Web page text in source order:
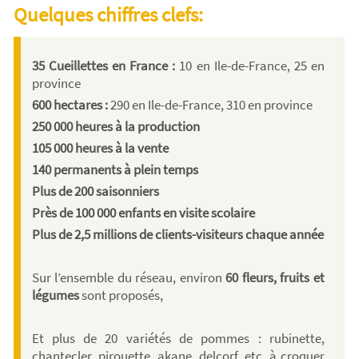
Quelques chiffres clefs:
35 Cueillettes en France : 10 en Ile-de-France, 25 en
province
600 hectares :290 en Ile-de-France, 310 en province
250 000 heures à la production
105 000 heures à la vente
140 permanents à plein temps
Plus de 200 saisonniers
Près de 100 000 enfants en visite scolaire
Plus de 2,5 millions de clients-visiteurs chaque année
Sur l’ensemble du réseau, environ60 fleurs, fruits et
légumessont proposés,
Et plus de 20 variétés de pommes : rubinette,